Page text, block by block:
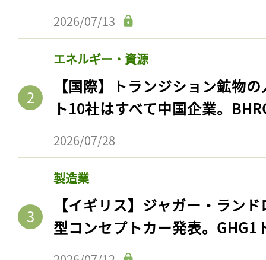
2026/07/13
エネルギー・資源
【国際】トランジション鉱物
ト10社はすべて中国企業。
2026/07/28
製造業
【イギリス】ジャガー・ラン
型コンセプトカー発表。GHG1